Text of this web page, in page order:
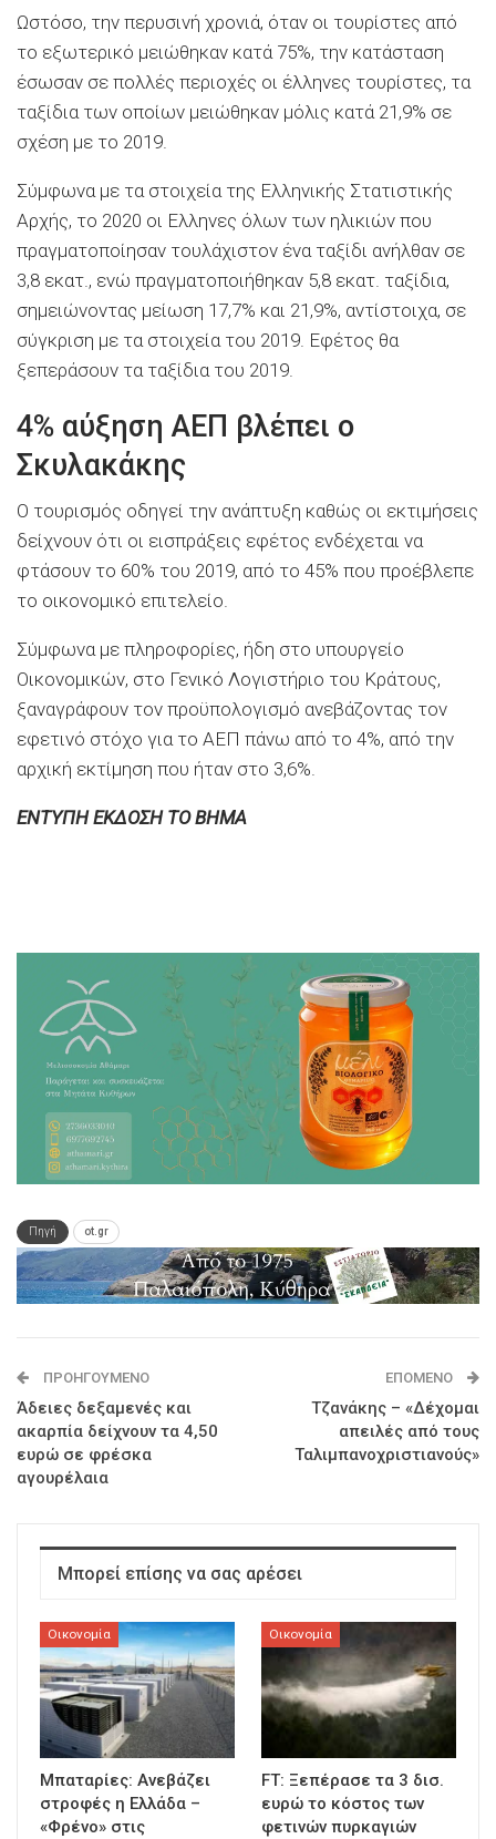
Ωστόσο, την περυσινή χρονιά, όταν οι τουρίστες από
το εξωτερικό μειώθηκαν κατά 75%, την κατάσταση
έσωσαν σε πολλές περιοχές οι έλληνες τουρίστες, τα
ταξίδια των οποίων μειώθηκαν μόλις κατά 21,9% σε
σχέση με το 2019.
Σύμφωνα με τα στοιχεία της Ελληνικής Στατιστικής
Αρχής, το 2020 οι Ελληνες όλων των ηλικιών που
πραγματοποίησαν τουλάχιστον ένα ταξίδι ανήλθαν σε
3,8 εκατ., ενώ πραγματοποιήθηκαν 5,8 εκατ. ταξίδια,
σημειώνοντας μείωση 17,7% και 21,9%, αντίστοιχα, σε
σύγκριση με τα στοιχεία του 2019. Εφέτος θα
ξεπεράσουν τα ταξίδια του 2019.
4% αύξηση ΑΕΠ βλέπει ο
Σκυλακάκης
Ο τουρισμός οδηγεί την ανάπτυξη καθώς οι εκτιμήσεις
δείχνουν ότι οι εισπράξεις εφέτος ενδέχεται να
φτάσουν το 60% του 2019, από το 45% που προέβλεπε
το οικονομικό επιτελείο.
Σύμφωνα με πληροφορίες, ήδη στο υπουργείο
Οικονομικών, στο Γενικό Λογιστήριο του Κράτους,
ξαναγράφουν τον προϋπολογισμό ανεβάζοντας τον
εφετινό στόχο για το ΑΕΠ πάνω από το 4%, από την
αρχική εκτίμηση που ήταν στο 3,6%.
ΕΝΤΥΠΗ ΕΚΔΟΣΗ ΤΟ ΒΗΜΑ
Πηγή ot.gr
ΠΡΟΗΓΟΎΜΕΝΟ
Άδειες δεξαμενές και
ακαρπία δείχνουν τα 4,50
ευρώ σε φρέσκα
αγουρέλαια
ΕΠΌΜΕΝΟ
Τζανάκης – «Δέχομαι
απειλές από τους
Ταλιμπανοχριστιανούς»
Μπορεί επίσης να σας αρέσει
Οικονομία
Μπαταρίες: Ανεβάζει
στροφές η Ελλάδα –
«Φρένο» στις
Οικονομία
FT: Ξεπέρασε τα 3 δισ.
ευρώ το κόστος των
φετινών πυρκαγιών